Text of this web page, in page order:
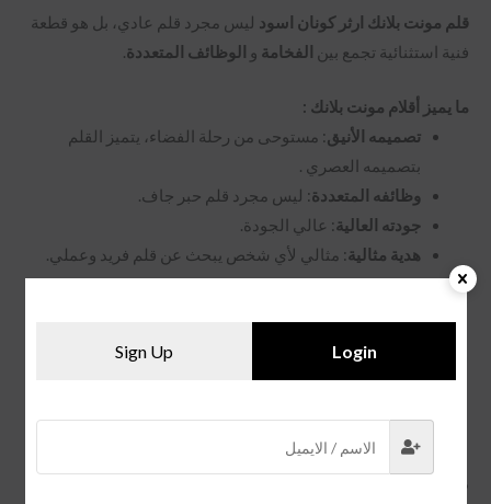
قلم مونت بلانك ارثر كونان اسود ليس مجرد قلم عادي، بل هو قطعة
فنية استثنائية تجمع بين
الفخامة و الوظائف المتعددة.
ما يميز أقلام مونت بلانك :
تصميمه الأنيق: مستوحى من رحلة الفضاء، يتميز القلم
بتصميمه العصري .
وظائفه المتعددة: ليس مجرد قلم حبر جاف.
جودته العالية: عالي الجودة.
هدية مثالية: مثالي لأي شخص يبحث عن قلم فريد وعملي.
لا تفوت فرصة اقتناء قلم مون بلان، فهو فريد.
منتجات ذات صلة
Login
Sign Up